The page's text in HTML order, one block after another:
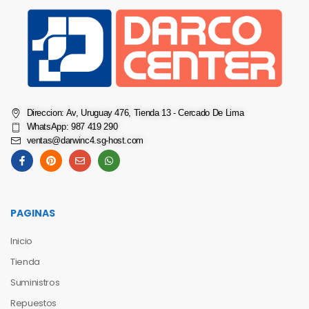
Direccion: Av, Uruguay 476, Tienda 13 - Cercado De Lima
WhatsApp: 987 419 290
ventas@darwinc4.sg-host.com
PAGINAS
Inicio
Tienda
Suministros
Repuestos